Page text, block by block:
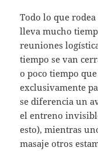
Todo lo que
lleva mucho
reuniones
tiempo se van
o poco tiempo
exclusivamente
se diferencia un
el entreno
esto), mientras
masaje otros